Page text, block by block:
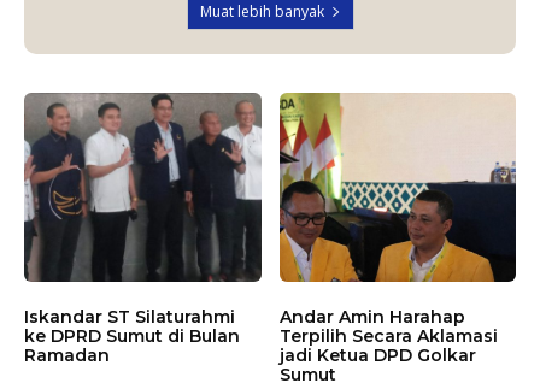
Muat lebih banyak
Iskandar ST Silaturahmi
ke DPRD Sumut di Bulan
Ramadan
Andar Amin Harahap
Terpilih Secara Aklamasi
jadi Ketua DPD Golkar
Sumut